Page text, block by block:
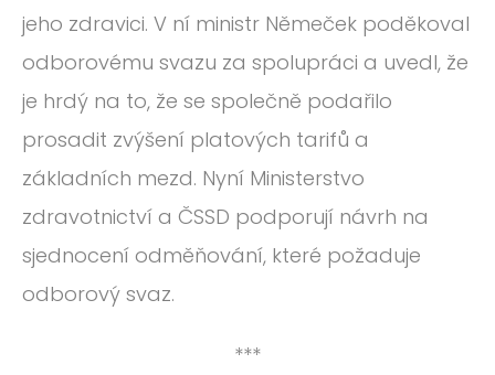
jeho zdravici. V ní ministr Němeček poděkoval
odborovému svazu za spolupráci a uvedl, že
je hrdý na to, že se společně podařilo
prosadit zvýšení platových tarifů a
základních mezd. Nyní Ministerstvo
zdravotnictví a ČSSD podporují návrh na
sjednocení odměňování, které požaduje
odborový svaz.
***